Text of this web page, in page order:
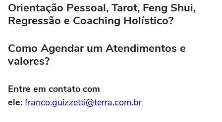
Orientação Pessoal, Tarot, Feng Shui,
Regressão e Coaching Holístico?
Como Agendar um Atendimentos e
valores?
Entre em contato com
ele: franco.guizzetti@terra.com.br